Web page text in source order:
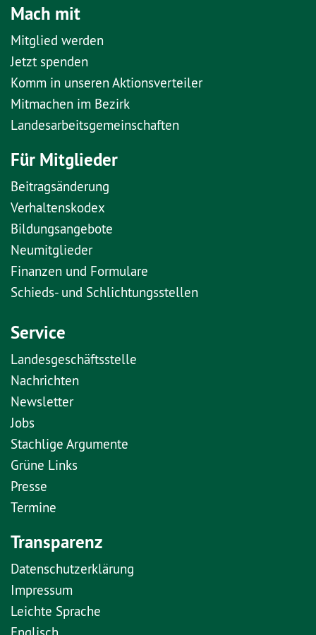
Mach mit
Mitglied werden
Jetzt spenden
Komm in unseren Aktionsverteiler
Mitmachen im Bezirk
Landesarbeitsgemeinschaften
Für Mitglieder
Beitragsänderung
Verhaltenskodex
Bildungsangebote
Neumitglieder
Finanzen und Formulare
Schieds- und Schlichtungsstellen
Service
Landesgeschäftsstelle
Nachrichten
Newsletter
Jobs
Stachlige Argumente
Grüne Links
Presse
Termine
Transparenz
Datenschutzerklärung
Impressum
Leichte Sprache